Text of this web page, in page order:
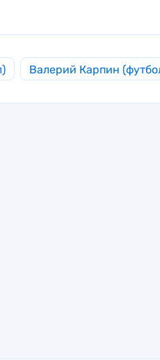
Валерий Карпин